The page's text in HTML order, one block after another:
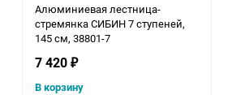
Алюминиевая лестница-
стремянка СИБИН 7 ступеней,
145 см, 38801-7
7 420 ₽
В корзину